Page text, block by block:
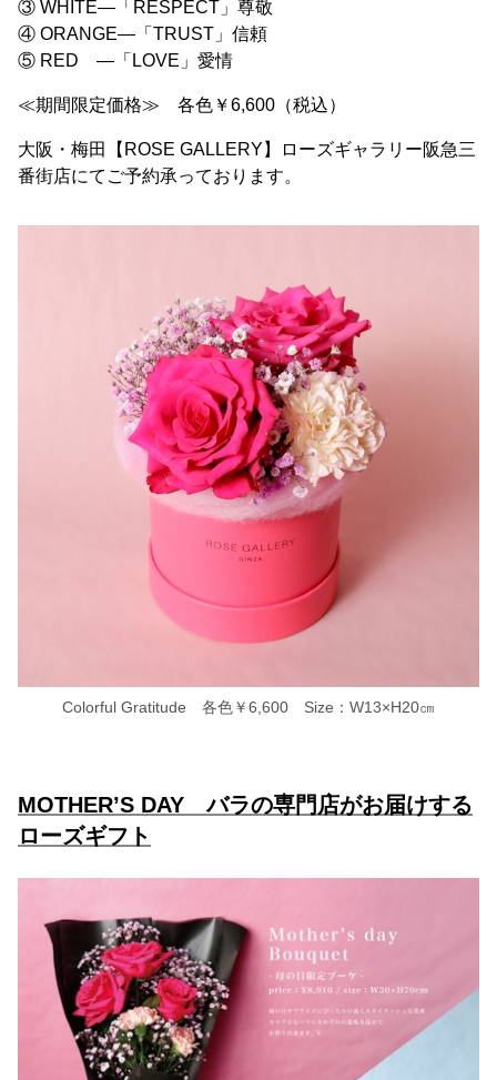
③ WHITE―「RESPECT」尊敬
④ ORANGE―「TRUST」信頼
⑤ RED ―「LOVE」愛情
≪期間限定価格≫ 各色￥6,600（税込）
大阪・梅田【ROSE GALLERY】ローズギャラリー阪急三
番街店にてご予約承っております。
Colorful Gratitude 各色￥6,600 Size：W13×H20㎝
MOTHER’S DAY バラの専門店がお届けする
ローズギフト